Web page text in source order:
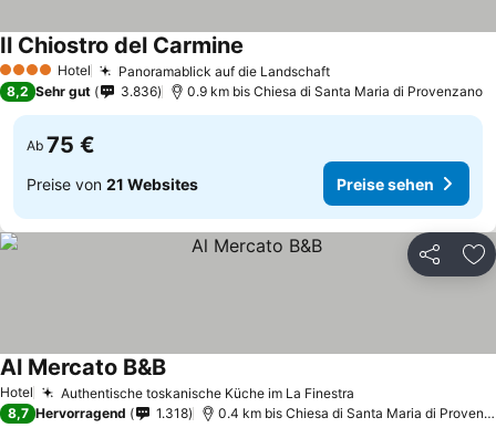
4 Sterne Hotel Panoramablick auf die LandschaftPreise sehen
Il Chiostro del Carmine
8,2 Sehr gut 3.836 0.9 km bis Chiesa di Santa Maria di Provenzano
Ab 75 €
Preise von 21 Websites Preise sehen
Teilen
Hotel Authentische toskanische Küche im La Finestra
Al Mercato B&BPreise sehen
8,7 Hervorragend 1.318 0.4 km bis Chiesa di Santa Maria di